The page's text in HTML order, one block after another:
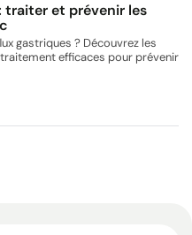
traiter et prévenir les
gastriques ? Découvrez les
efficaces pour prévenir